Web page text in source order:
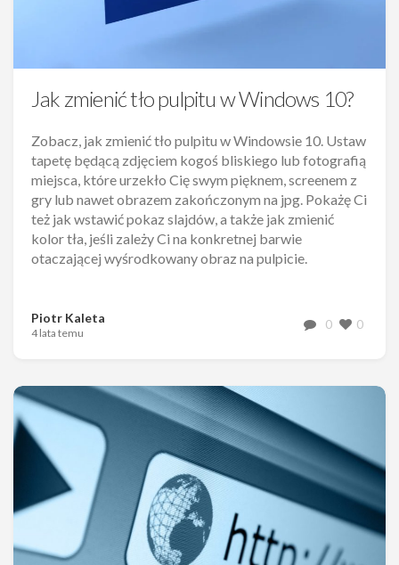
Jak zmienić tło pulpitu w Windows 10?
Zobacz, jak zmienić tło pulpitu w Windowsie 10. Ustaw
tapetę będącą zdjęciem kogoś bliskiego lub fotografią
miejsca, które urzekło Cię swym pięknem, screenem z
gry lub nawet obrazem zakończonym na jpg. Pokażę Ci
też jak wstawić pokaz slajdów, a także jak zmienić
kolor tła, jeśli zależy Ci na konkretnej barwie
otaczającej wyśrodkowany obraz na pulpicie.
Piotr Kaleta
4 lata temu
0 0